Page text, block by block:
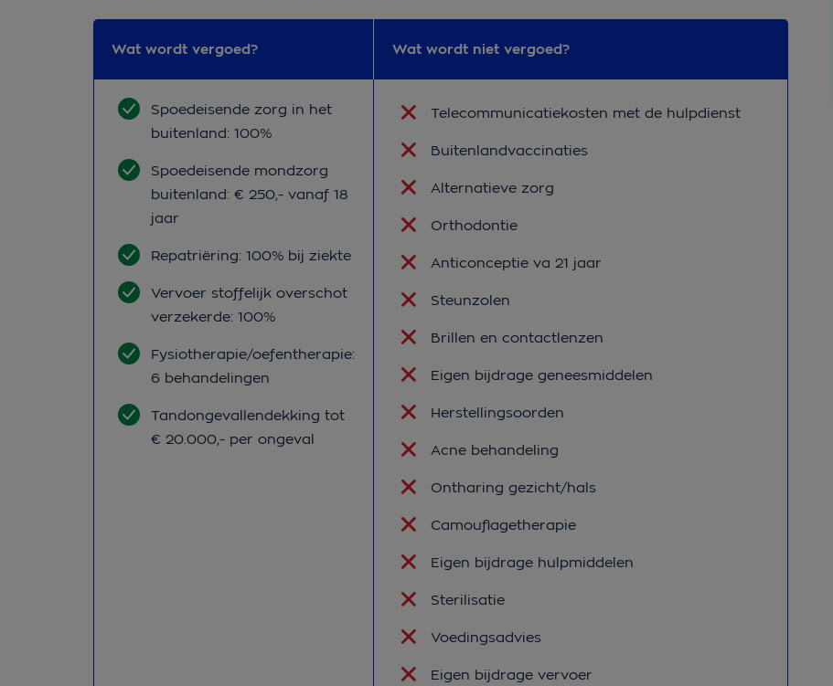
Wat wordt vergoed? Wat wordt niet vergoed?
Wat wordt vergoed?
Spoedeisende zorg in het
buitenland: 100%
Spoedeisende mondzorg
buitenland: € 250,- vanaf 18
jaar
Repatriëring: 100% bij ziekte
Vervoer stoffelijk overschot
verzekerde: 100%
Fysiotherapie/oefentherapie:
6 behandelingen
Tandongevallendekking tot
€ 20.000,- per ongeval
Wat wordt niet vergoed?
Telecommunicatiekosten met de hulpdienst
Buitenlandvaccinaties
Alternatieve zorg
Orthodontie
Anticonceptie va 21 jaar
Steunzolen
Brillen en contactlenzen
Eigen bijdrage geneesmiddelen
Herstellingsoorden
Acne behandeling
Ontharing gezicht/hals
Camouflagetherapie
Eigen bijdrage hulpmiddelen
Sterilisatie
Voedingsadvies
Eigen bijdrage vervoer